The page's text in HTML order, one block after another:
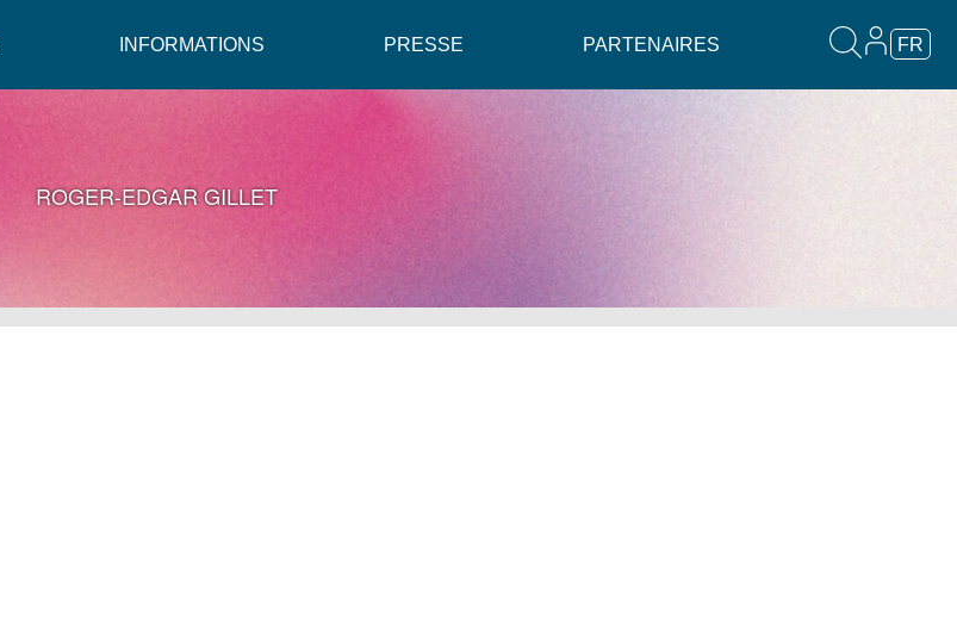
INFORMATIONS PRESSE PARTENAIRES FR
ROGER-EDGAR GILLET